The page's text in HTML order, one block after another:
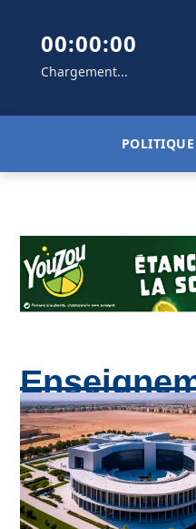
00:00:00
Chargement...
POLITIQUE